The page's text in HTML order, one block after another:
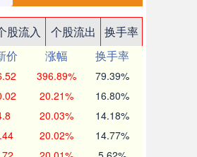
股流入 个股流出
换手率
价 涨幅
换手率
396.89% 79.39%
20.21% 16.80%
20.03% 14.18%
20.02% 14.77%